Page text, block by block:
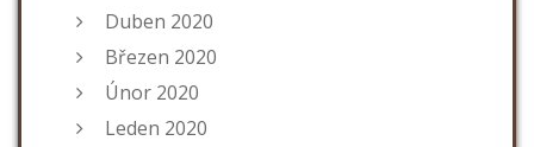
Duben 2020
Březen 2020
Únor 2020
Leden 2020